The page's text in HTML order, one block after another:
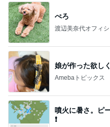
ぺろ
渡辺美奈代オフィ
娘が作った欲し
Amebaトピックス
噴火に暑さ。ピ
❗️